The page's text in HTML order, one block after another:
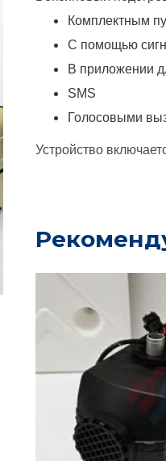
Комплектным
С помощью
В приложении
SMS
Голосовыми
Устройство